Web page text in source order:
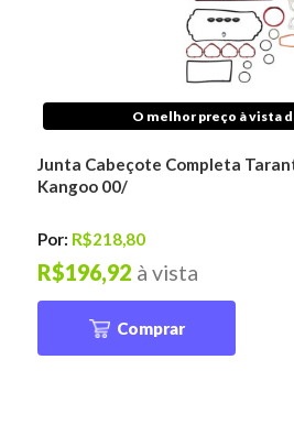
O melhor preço à vista
Junta Cabeçote Completa
Kangoo 00/
Por: R$218,80
à vista
R$196,92
Comprar